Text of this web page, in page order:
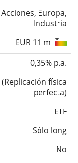
Acciones, Europa,
Industria
EUR 11 m
0,35% p.a.
(Replicación física
perfecta)
ETF
Sólo long
No